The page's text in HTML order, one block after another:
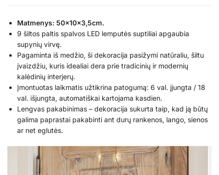
Matmenys: 50x10x3,5cm.
9 šiltos paltis spalvos LED lemputės suptiliai apgaubia
supynių virvę.
Pagaminta iš medžio, ši dekoracija pasižymi natūraliu, šiltu
įvaizdžiu, kuris idealiai dera prie tradicinių ir modernių
kalėdinių interjerų.
Įmontuotas laikmatis užtikrina patogumą: 6 val. įjungta / 18
val. išjungta, automatiškai kartojama kasdien.
Lengvas pakabinimas – dekoracija sukurta taip, kad ją būtų
galima paprastai pakabinti ant durų rankenos, lango, sienos
ar net eglutės.